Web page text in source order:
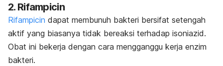
2. Rifampicin
Rifampicin dapat membunuh bakteri bersifat setengah
aktif yang biasanya tidak bereaksi terhadap isoniazid.
Obat ini bekerja dengan cara mengganggu kerja enzim
bakteri.